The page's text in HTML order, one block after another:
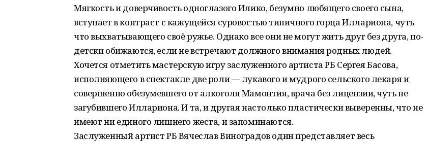
Мягкость и доверчивость одноглазого Илико, безумно любящего своего сына,
вступает в контраст с кажущейся суровостью типичного горца Иллариона, чуть
что выхватывающего своё ружье. Однако все они не могут жить друг без друга, по-
детски обижаются, если не встречают должного внимания родных людей.
Хочется отметить мастерскую игру заслуженного артиста РБ Сергея Басова,
исполняющего в спектакле две роли — лукавого и мудрого сельского лекаря и
совершенно обезумевшего от алкоголя Мамонтия, врача без лицензии, чуть не
загубившего Иллариона. И та, и другая настолько пластически выверенны, что не
имеют ни единого лишнего жеста, и запоминаются.
Заслуженный артист РБ Вячеслав Виноградов один представляет весь